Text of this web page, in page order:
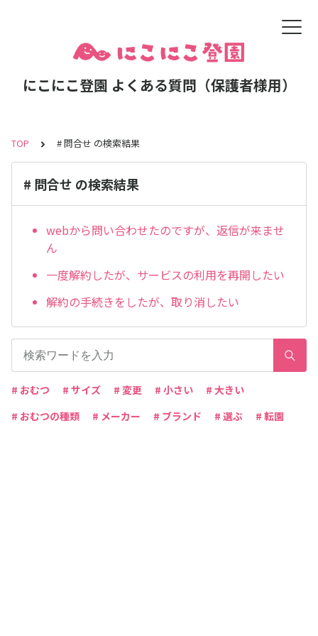
にこにこ登園 よくある質問（保護者様用）
TOP # 問合せ の検索結果
# 問合せ の検索結果
webから問い合わせたのですが、返信が来ませ
ん
一度解約したが、サービスの利用を再開したい
解約の手続きをしたが、取り消したい
# おむつ # サイズ # 変更 # 小さい
# 大きい
# おむつの種類
# メーカー # ブランド # 選ぶ # 転園